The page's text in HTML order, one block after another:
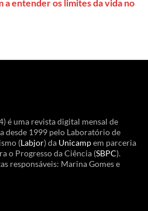
entender os limites da vida no
é uma revista digital mensal de
1999 pelo Laboratório de
(Labjor) da Unicampem parceria
o Progresso da Ciência (SBPC).
responsáveis: Marina Gomes e